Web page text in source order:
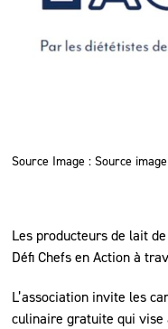
Source Image : Source
Les producteurs de lait
Défi Chefs en Action à
L’association invite les
culinaire gratuite qui vise